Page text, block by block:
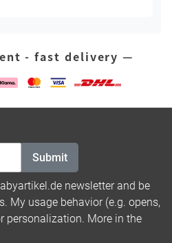
- fast delivery —
Submit
newsletter and be
My usage behavior (e.g. opens,
personalization. More in the